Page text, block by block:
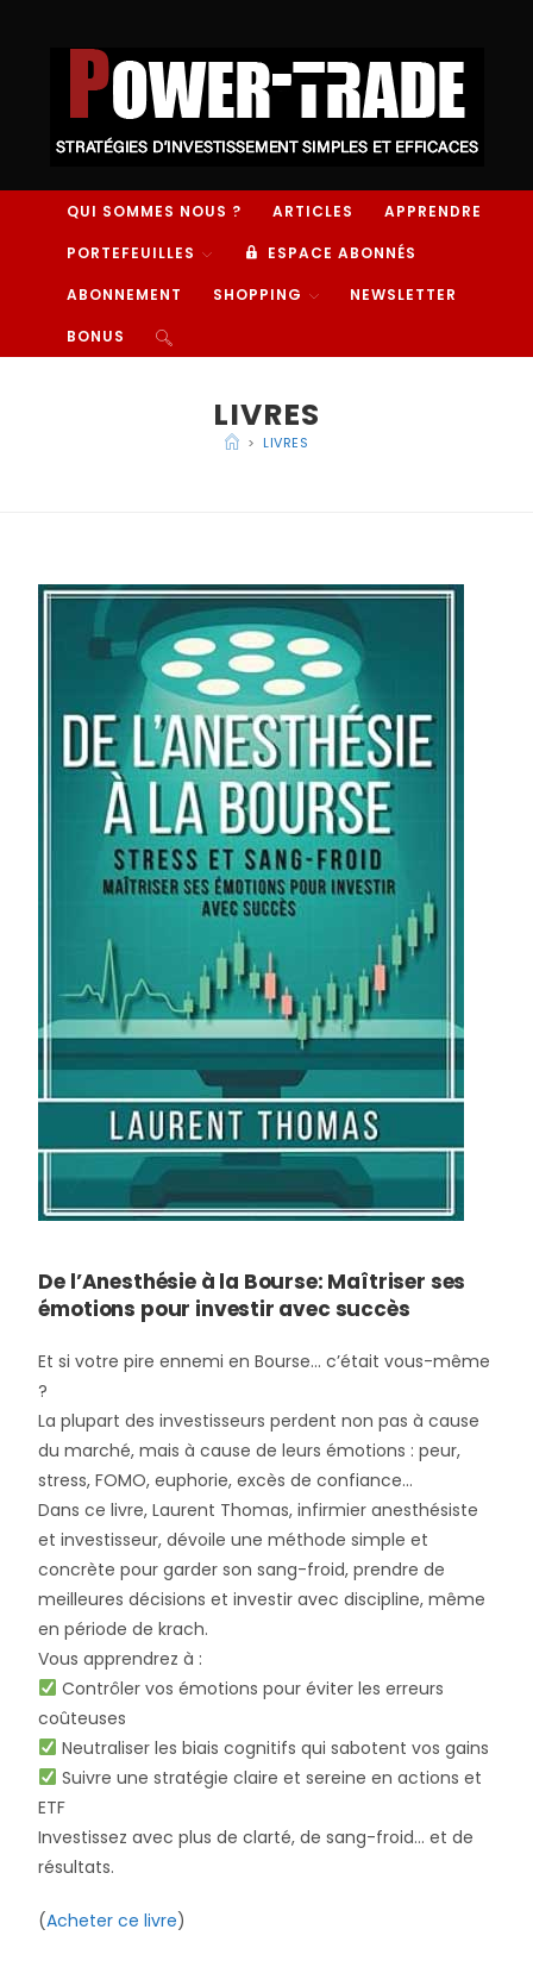
QUI SOMMES NOUS ? ARTICLES APPRENDRE
PORTEFEUILLES ESPACE ABONNÉS
ABONNEMENT SHOPPING NEWSLETTER
BONUS
LIVRES
> LIVRES
De l’Anesthésie à la Bourse: Maîtriser ses
émotions pour investir avec succès
Et si votre pire ennemi en Bourse… c’était vous-même
?
La plupart des investisseurs perdent non pas à cause
du marché, mais à cause de leursémotions : peur,
stress, FOMO, euphorie, excès de confiance…
Dans ce livre,Laurent Thomas, infirmier anesthésiste
et investisseur, dévoile une méthode simple et
concrète pourgarder son sang-froid, prendre de
meilleures décisions et investir avec discipline, même
en période de krach.
Vous apprendrez à :
Contrôler vos émotions pour éviter les erreurs
coûteuses
Neutraliser les biais cognitifs qui sabotent vos gains
Suivre une stratégie claire et sereine en actions et
ETF
Investissez avec plus de clarté, de sang-froid… et de
résultats.
(Acheter ce livre)